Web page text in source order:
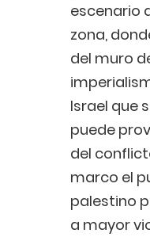
escenario
zona,
del muro
Israel que
puede
del
marco el
palestino
a mayor